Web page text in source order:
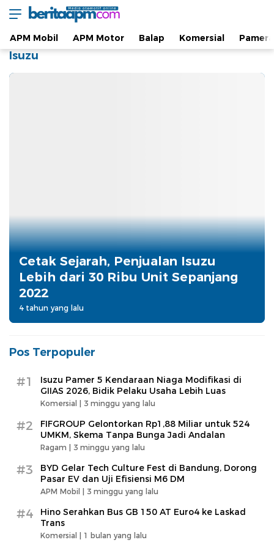
beritaapm.com
Berita Otomotif dan Informasi APM Otomotif
APM Mobil APM Motor Balap Komersial
Isuzu
Cetak Sejarah, Penjualan Isuzu
Lebih dari 30 Ribu Unit Sepanjang
2022
4 tahun yang lalu
Pos Terpopuler
#1
Isuzu Pamer 5 Kendaraan Niaga Modifikasi di
GIIAS 2026, Bidik Pelaku Usaha Lebih Luas
Komersial | 3 minggu yang lalu
#2
FIFGROUP Gelontorkan Rp1,88 Miliar untuk 524
UMKM, Skema Tanpa Bunga Jadi Andalan
Ragam | 3 minggu yang lalu
#3
BYD Gelar Tech Culture Fest di Bandung, Dorong
Pasar EV dan Uji Efisiensi M6 DM
APM Mobil | 3 minggu yang lalu
#4
Hino Serahkan Bus GB 150 AT Euro4 ke Laskad
Trans
Komersial | 1 bulan yang lalu